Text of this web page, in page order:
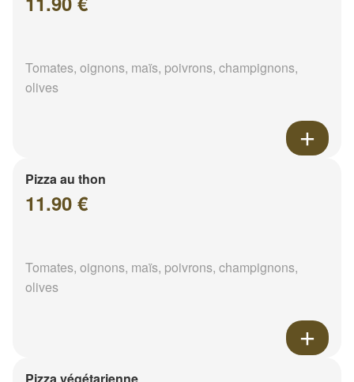
Tomates, oignons, maïs, poivrons, champignons,
olives
Pizza au thon
11.90 €
Tomates, oignons, maïs, poivrons, champignons,
olives
Pizza végétarienne